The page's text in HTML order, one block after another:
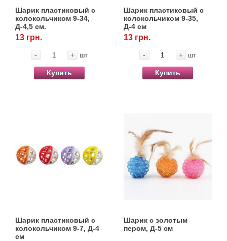
Шарик пластиковый с
колокольчиком 9-34,
Д-4,5 см.
13 грн.
- + шт
Купить
Шарик пластиковый с
колокольчиком 9-35,
Д-4 см
13 грн.
- + шт
Купить
Шарик пластиковый с
колокольчиком 9-7, Д-4
см
Шарик с золотым
пером, Д-5 см
Товари для гризунів
Товары для лошадей
Товары для людей
Архив / Снято с производства